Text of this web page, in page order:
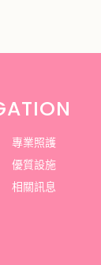
專業照護
優質設施
相關訊息